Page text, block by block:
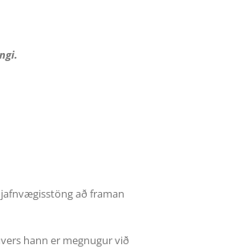
að framan
hann er megnugur við